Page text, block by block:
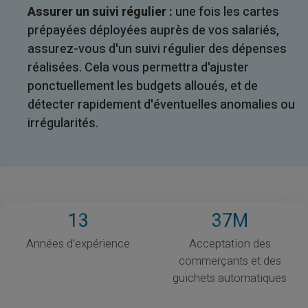
Assurer un suivi régulier : une fois les cartes
prépayées déployées auprès de vos salariés,
assurez-vous d'un suivi régulier des dépenses
réalisées. Cela vous permettra d'ajuster
ponctuellement les budgets alloués, et de
détecter rapidement d'éventuelles anomalies ou
irrégularités.
13
Années d’expérience
37M
Acceptation des
commerçants et des
guichets automatiques